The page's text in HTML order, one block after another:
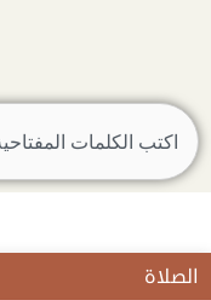
Search
الصلاة